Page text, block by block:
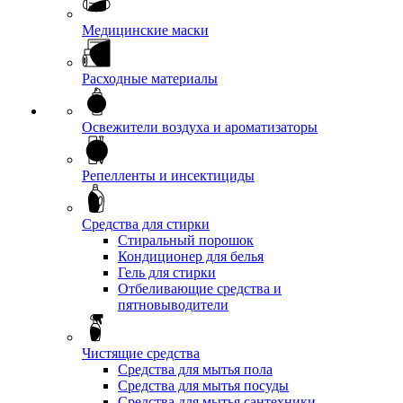
Медицинские маски
Расходные материалы
Освежители воздуха и ароматизаторы
Репелленты и инсектициды
Средства для стирки
Стиральный порошок
Кондиционер для белья
Гель для стирки
Отбеливающие средства и
пятновыводители
Чистящие средства
Средства для мытья пола
Средства для мытья посуды